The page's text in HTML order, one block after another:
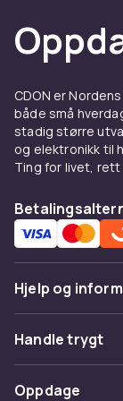
De gir et
tid på store
ytelse til
er
passer
2000-3000
arealer og
CDON er
både små
stadig større
og elektronikk til
Ting for livet,
Hjelp og
Vanlige
Spor pakke
Handle trygt
Betaling
Oppdage